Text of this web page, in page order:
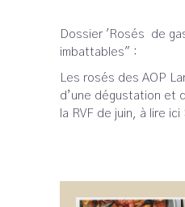
Dossier 'Rosés de
imbattables" :
Les rosés des AOP
d’une dégustation et
la RVF de juin, à lire ici :